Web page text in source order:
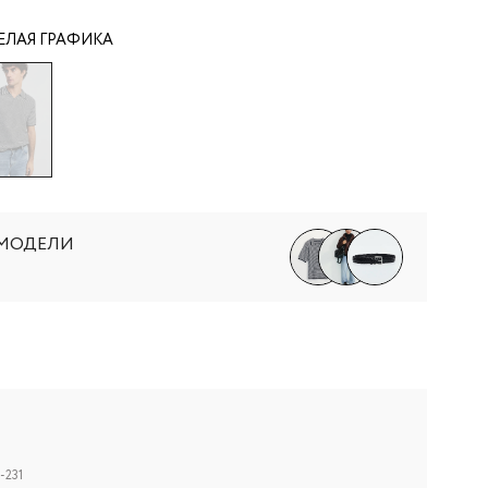
ГРАФИКА